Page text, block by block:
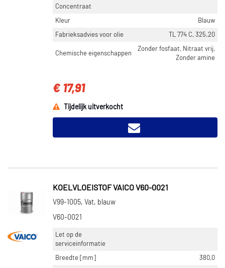
Concentraat
Kleur
Blauw
Fabrieksadvies voor olie
TL 774 C, 325.20
Chemische eigenschappen
Zonder fosfaat, Nitraat vrij,
Zonder amine
€ 17,91
Tijdelijk uitverkocht
KOELVLOEISTOF VAICO V60-0021
V99-1005, Vat, blauw
V60-0021
Let op de
serviceinformatie
Breedte [mm]
380,0